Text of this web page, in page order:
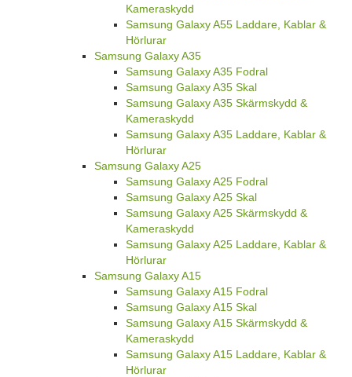
Kameraskydd
Samsung Galaxy A55 Laddare, Kablar &
Hörlurar
Samsung Galaxy A35
Samsung Galaxy A35 Fodral
Samsung Galaxy A35 Skal
Samsung Galaxy A35 Skärmskydd &
Kameraskydd
Samsung Galaxy A35 Laddare, Kablar &
Hörlurar
Samsung Galaxy A25
Samsung Galaxy A25 Fodral
Samsung Galaxy A25 Skal
Samsung Galaxy A25 Skärmskydd &
Kameraskydd
Samsung Galaxy A25 Laddare, Kablar &
Hörlurar
Samsung Galaxy A15
Samsung Galaxy A15 Fodral
Samsung Galaxy A15 Skal
Samsung Galaxy A15 Skärmskydd &
Kameraskydd
Samsung Galaxy A15 Laddare, Kablar &
Hörlurar